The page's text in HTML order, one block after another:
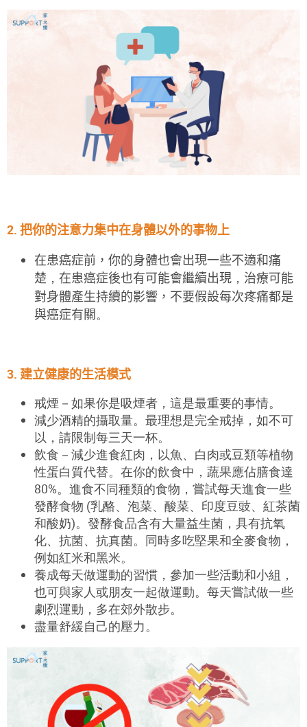
2. 把你的注意力集中在身體以外的事物上
在患癌症前，你的身體也會出現一些不適和痛
楚 ， 在患癌症後也有可能會繼續出現 ， 治療可能
對身體產生持續的影響， 不要假設每次疼痛都是
與癌症有關。
3. 建立健康的生活模式
戒煙－如果你是吸煙者，這是最重要的事情。
減少酒精的攝取量。最理想是完全戒掉，如不可
以，請限制每三天一杯。
飲食－ 減少進食紅肉， 以魚、白肉或豆類等植物
性蛋白質代替。在你的飲食中，蔬果應佔膳食達
80%。進食不同種類的食物， 嘗試每天進食一些
發酵食物 (乳酪、 泡菜、酸菜、印度豆豉、紅茶菌
和酸奶)。發酵食品含有大量益生菌，具有抗氧
化、抗菌、抗真菌。同時多吃堅果和全麥食物，
例如紅米和黑米。
養成每天做運動的習慣，參加一些活動和小組，
也可與家人或朋友一起做運動。 每天嘗試做一些
劇烈運動， 多在郊外散步。
盡量舒緩自己的壓力。